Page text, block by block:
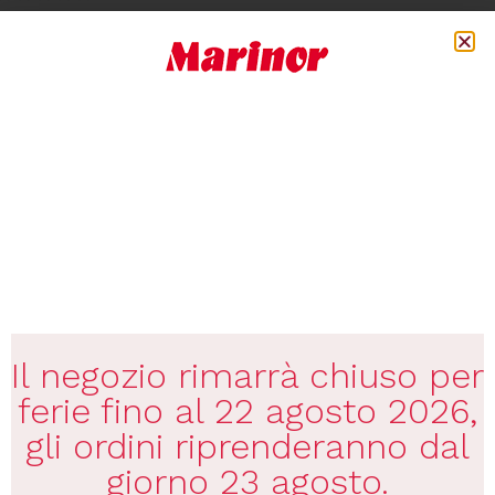
Il negozio rimarrà chiuso per
ferie fino al 22 agosto 2026,
gli ordini riprenderanno dal
giorno 23 agosto.